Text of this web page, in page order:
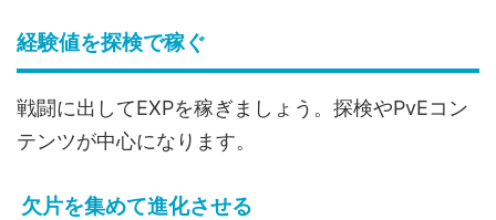
経験値を探検で稼ぐ
戦闘に出してEXPを稼ぎましょう。探検やPvEコン
テンツが中心になります。
欠片を集めて進化させる